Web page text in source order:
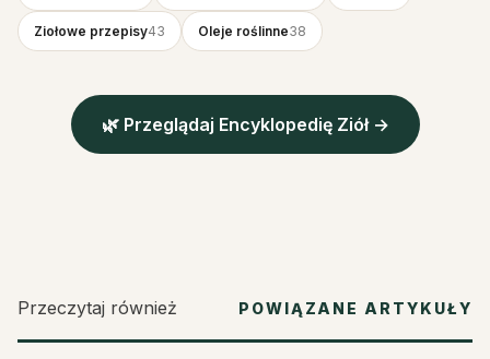
Ziołowe przepisy43 Oleje roślinne38
🌿 Przeglądaj Encyklopedię Ziół →
Przeczytaj również POWIĄZANE ARTYKUŁY